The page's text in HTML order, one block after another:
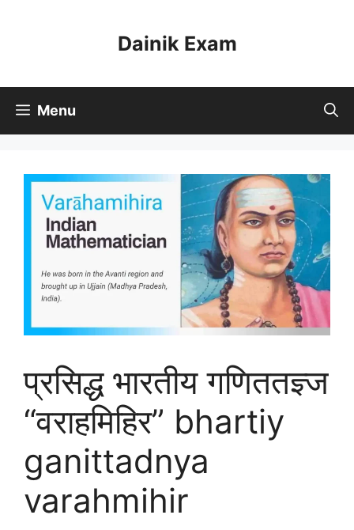
Dainik Exam
Menu
प्रसिद्ध भारतीय गणिततज्ञ्ज
“वराहमिहिर” bhartiy
ganittadnya
varahmihir